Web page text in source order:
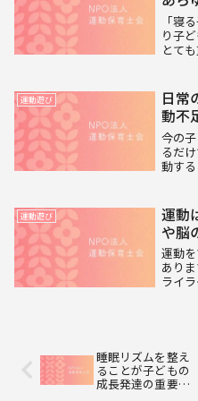
「寝
り子
とて
スマ
足に
運動遊び
日常
動不
今の
るだ
動す
まっ
りも
運動遊び
運動
や脳
運動
あり
ライ
睡眠リズムを整え
ることが子どもの
成長発達の重要な